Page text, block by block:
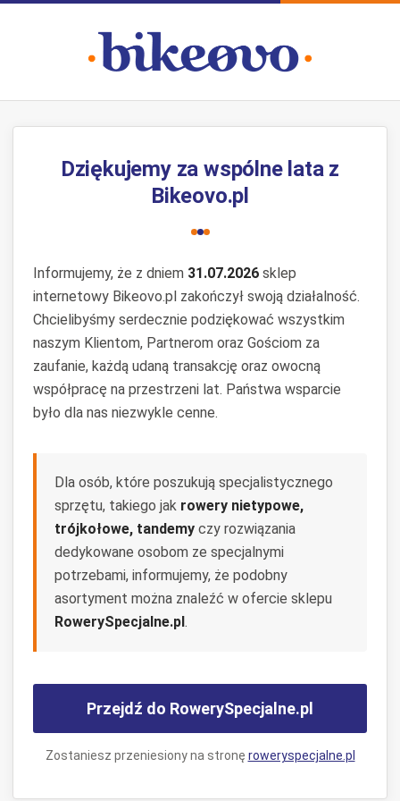
Dziękujemy za wspólne lata z
Bikeovo.pl
Informujemy, że z dniem 31.07.2026 sklep
internetowy Bikeovo.pl zakończył swoją działalność.
Chcielibyśmy serdecznie podziękować wszystkim
naszym Klientom, Partnerom oraz Gościom za
zaufanie, każdą udaną transakcję oraz owocną
współpracę na przestrzeni lat. Państwa wsparcie
było dla nas niezwykle cenne.
Dla osób, które poszukują specjalistycznego
sprzętu, takiego jak rowery nietypowe,
trójkołowe, tandemy czy rozwiązania
dedykowane osobom ze specjalnymi
potrzebami, informujemy, że podobny
asortyment można znaleźć w ofercie sklepu
RowerySpecjalne.pl.
Przejdź do RowerySpecjalne.pl
Zostaniesz przeniesiony na stronę roweryspecjalne.pl